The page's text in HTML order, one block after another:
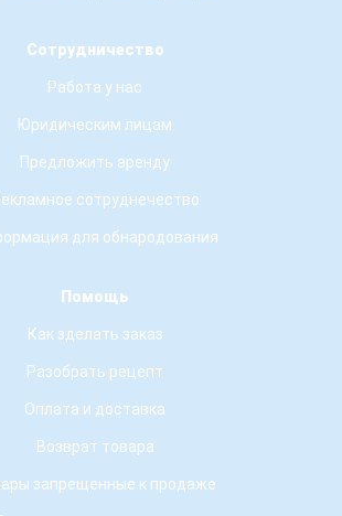
Сотрудничество
Работа у нас
Юридическим лицам
Предложить аренду
сотруднечество
для обнародования
Помощь
Как зделать заказ
Разобрать рецепт
Оплата и доставка
Возврат товара
запрещенные к продаже